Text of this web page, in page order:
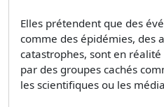
Elles prétendent que des
comme des épidémies, des
catastrophes, sont en
par des groupes cachés
les scientifiques ou les